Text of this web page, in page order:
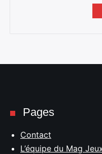
Pages
Contact
L’équipe du Mag